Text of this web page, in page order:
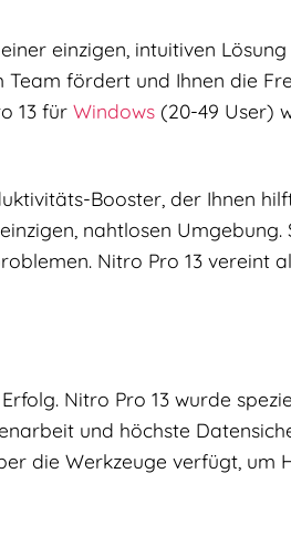
einzigen, intuitiven
fördert und Ihnen die
13 für Windows(20-49 User)
Booster, der Ihnen
nahtlosen Umgebung.
Nitro Pro 13 vereint
Nitro Pro 13 wurde
und höchste
die Werkzeuge verfügt, um